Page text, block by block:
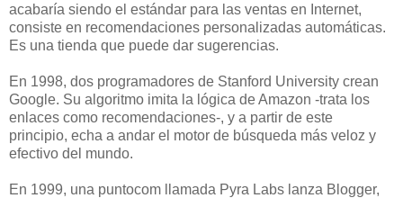
acabaría siendo el estándar para las ventas en Internet,
consiste en recomendaciones personalizadas automáticas.
Es una tienda que puede dar sugerencias.
En 1998, dos programadores de Stanford University crean
Google. Su algoritmo imita la lógica de Amazon -trata los
enlaces como recomendaciones-, y a partir de este
principio, echa a andar el motor de búsqueda más veloz y
efectivo del mundo.
En 1999, una puntocom llamada Pyra Labs lanza Blogger,